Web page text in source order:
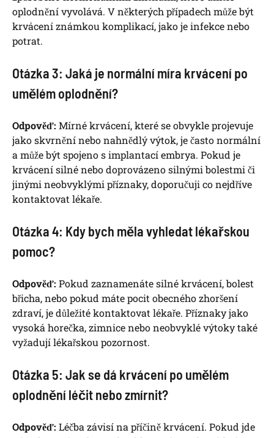
oplodnění vyvolává. V některých případech může být
krvácení známkou komplikací, jako je infekce nebo
potrat.
Otázka 3: Jaká je normální míra krvácení po
umělém oplodnění?
Odpověď: Mírné krvácení, které se obvykle projevuje
jako skvrnění nebo nahnědlý výtok, je často normální
a může být spojeno s implantací embrya. Pokud je
krvácení silné nebo doprovázeno silnými bolestmi či
jinými neobvyklými příznaky, doporučuji co nejdříve
kontaktovat lékaře.
Otázka 4: Kdy bych měla vyhledat lékařskou
pomoc?
Odpověď: Pokud zaznamenáte silné krvácení, bolest
břicha, nebo pokud máte pocit obecného zhoršení
zdraví, je důležité kontaktovat lékaře. Příznaky jako
vysoká horečka, zimnice nebo neobvyklé výtoky také
vyžadují lékařskou pozornost.
Otázka 5: Jak se dá krvácení po umělém
oplodnění léčit nebo zmírnit?
Odpověď: Léčba závisí na příčině krvácení. Pokud jde